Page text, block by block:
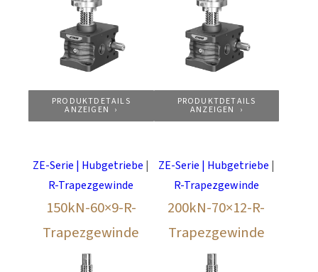
PRODUKTDETAILS
ANZEIGEN
PRODUKTDETAILS
ANZEIGEN
ZE-Serie | Hubgetriebe |
R-Trapezgewinde
150kN-60×9-R-
Trapezgewinde
ZE-Serie | Hubgetriebe |
R-Trapezgewinde
200kN-70×12-R-
Trapezgewinde